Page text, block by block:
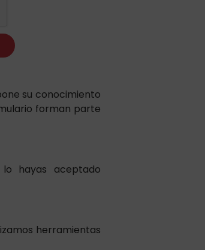
su conocimiento
forman parte
hayas aceptado
herramientas